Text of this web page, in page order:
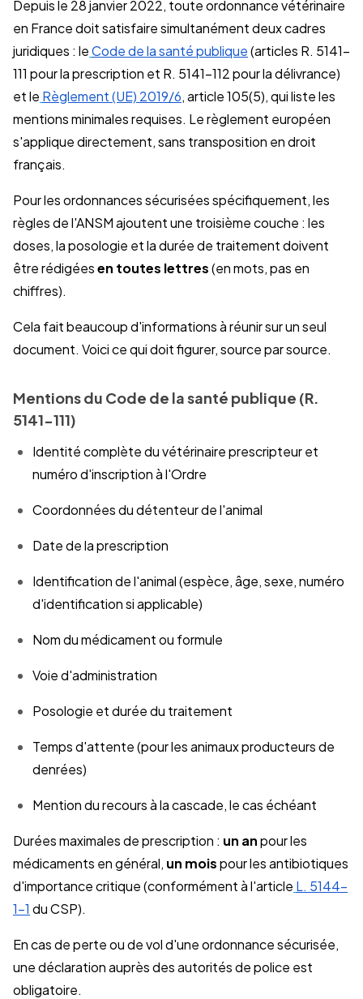
Depuis le 28 janvier 2022, toute ordonnance vétérinaire
en France doit satisfaire simultanément deux cadres
juridiques : leCode de la santé publique(articles R. 5141-
111 pour la prescription et R. 5141-112 pour la délivrance)
et le Règlement (UE) 2019/6, article 105(5), qui liste les
mentions minimales requises. Le règlement européen
s'applique directement, sans transposition en droit
français.
Pour les ordonnances sécurisées spécifiquement, les
règles de l'ANSM ajoutent une troisième couche : les
doses, la posologie et la durée de traitement doivent
être rédigéesen toutes lettres(en mots, pas en
chiffres).
Cela fait beaucoup d'informations à réunir sur un seul
document. Voici ce qui doit figurer, source par source.
Mentions du Code de la santé publique (R.
5141-111)
Identité complète du vétérinaire prescripteur et
numéro d'inscription à l'Ordre
Coordonnées du détenteur de l'animal
Date de la prescription
Identification de l'animal (espèce, âge, sexe, numéro
d'identification si applicable)
Nom du médicament ou formule
Voie d'administration
Posologie et durée du traitement
Temps d'attente (pour les animaux producteurs de
denrées)
Mention du recours à la cascade, le cas échéant
Durées maximales de prescription : un anpour les
médicaments en général, un moispour les antibiotiques
d'importance critique (conformément à l'article L. 5144-
1-1 du CSP).
En cas de perte ou de vol d'une ordonnance sécurisée,
une déclaration auprès des autorités de police est
obligatoire.